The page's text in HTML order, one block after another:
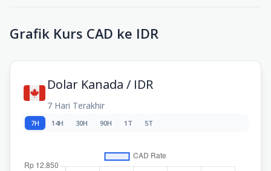
Grafik Kurs CAD ke IDR
Dolar Kanada / IDR
7 Hari Terakhir
7H 14H 30H 90H 1T 5T